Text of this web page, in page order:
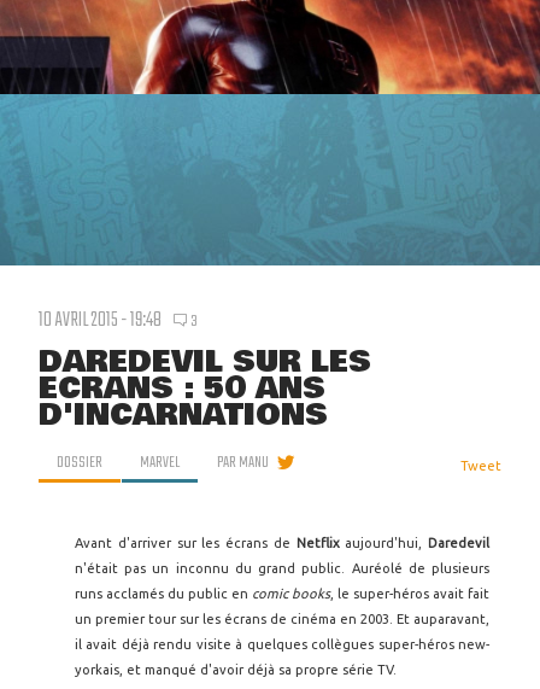
10 AVRIL 2015 - 19:48 3
DAREDEVIL SUR LES
ÉCRANS : 50 ANS
D'INCARNATIONS
DOSSIER MARVEL PARMANU Tweet
Avant d'arriver sur les écrans de Netflixaujourd'hui, Daredevil
n'était pas un inconnu du grand public. Auréolé de plusieurs
runs acclamés du public en comic books, le super-héros avait fait
un premier tour sur les écrans de cinéma en 2003. Et auparavant,
il avait déjà rendu visite à quelques collègues super-héros new-
yorkais, et manqué d'avoir déjà sa propre série TV.